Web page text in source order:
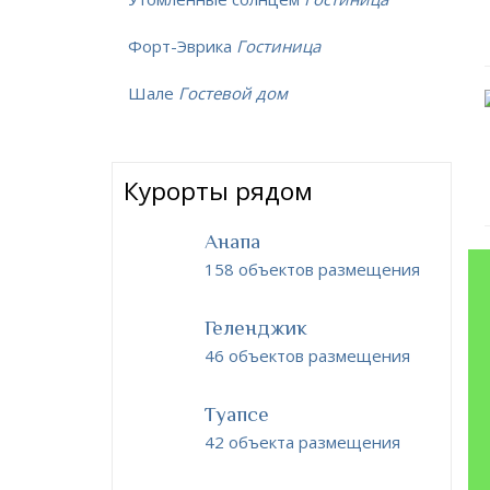
Форт-Эврика Гостиница
Шале Гостевой дом
Курорты рядом
Анапа
158 объектов размещения
Геленджик
46 объектов размещения
Туапсе
42 объекта размещения